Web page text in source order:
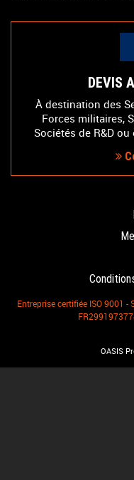
DEVIS
À destination des
Forces militaires,
Sociétés de R&D ou
Entreprise certifiée ISO 9001
OASIS